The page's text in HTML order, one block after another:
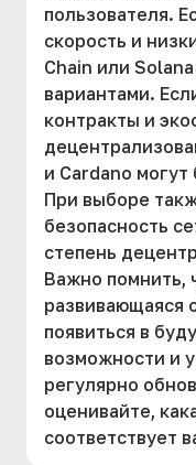
пользователя.
скорость и
Chain или
вариантами.
контракты и
и Cardano
При выборе
безопасность
степень
Важно помнить,
развивающаяся
появиться в
возможности и
регулярно
оценивайте,
соответствует